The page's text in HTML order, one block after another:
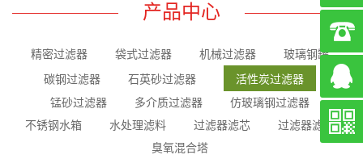
产品中心
精密过滤器 袋式过滤器 机械过滤器
玻璃钢罐
碳钢过滤器
石英砂过滤器
活性炭过滤器
锰砂过滤器
多介质过滤器
仿玻璃钢过滤器
不锈钢水箱
水处理滤料 过滤器滤芯
过滤器滤袋
臭氧混合塔